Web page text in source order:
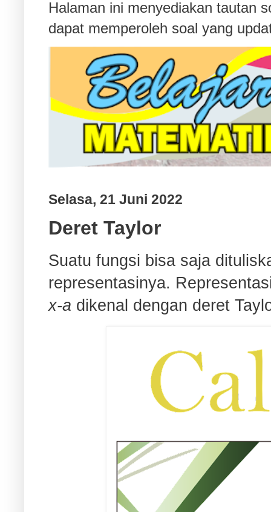
Halaman ini menyediakan tautan
dapat memperoleh soal yang
Selasa, 21 Juni 2022
Deret Taylor
Suatu fungsi bisa saja
representasinya.
x-a dikenal dengan deret